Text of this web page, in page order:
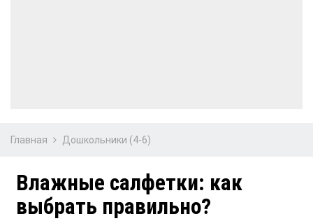
Главная Дошкольники (4-6)
Влажные салфетки: как
выбрать правильно?